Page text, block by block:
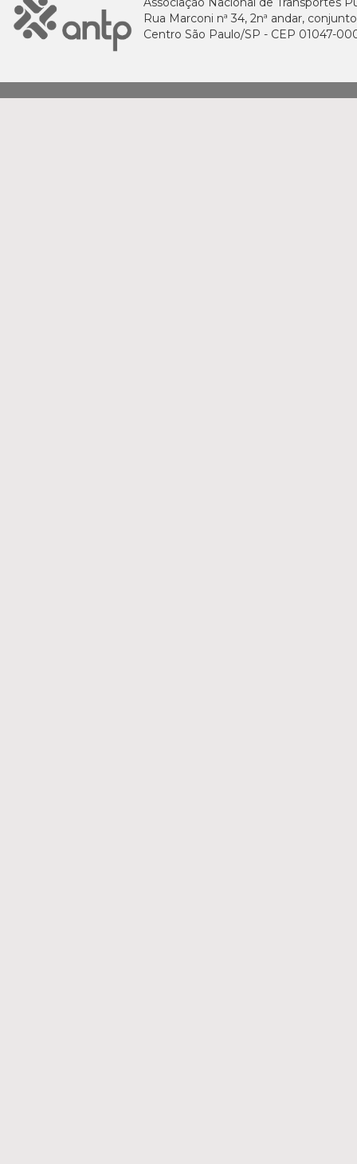
Rua Marconi nª 34, 2nª andar,
Centro São Paulo/SP - CEP 01047-